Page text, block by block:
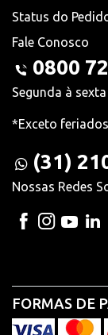
Status do
Fale Conosco
0800
Segunda à
*Exceto feriados
(31)
Nossas Redes
FORMAS DE